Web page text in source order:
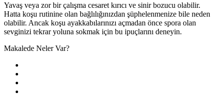
Yavaş veya zor bir çalışma cesaret kırıcı ve sinir bozucu olabilir.
Hatta koşu rutinine olan bağlılığınızdan şüphelenmenize bile neden
olabilir. Ancak koşu ayakkabılarınızı açmadan önce spora olan
sevginizi tekrar yoluna sokmak için bu ipuçlarını deneyin.
Makalede Neler Var?